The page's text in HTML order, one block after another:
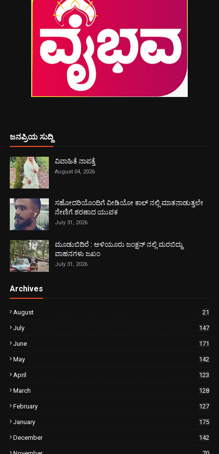
ಜನಪ್ರಿಯ ಸುದ್ದಿ
ವಿವಾಹಿತೆ ನಾಪತ್ತೆ
August 04, 2026
ಸಹೋದರಿಯೊಂದಿಗೆ ವೀಡಿಯೋ ಕಾಲ್ ನಲ್ಲಿ ಮಾತನಾಡುತ್ತಲೇ
ನೇಣಿಗೆ ಶರಣಾದ ಯುವಕ
July 31, 2026
ಮೂಡುಬಿದಿರೆ : ಅಳಿಯೂರು ಜಂಕ್ಷನ್ ನಲ್ಲಿ ಮರಬಿದ್ದು
ವಾಹನಗಳು ಜಖಂ
July 31, 2026
Archives
August 21
July 147
June 171
May 142
April 123
March 128
February 127
January 175
December 142